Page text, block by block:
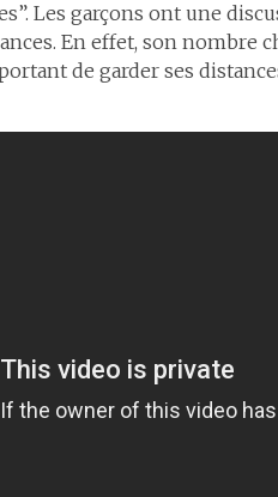
Les garçons ont une
En effet, son nombre
de garder ses